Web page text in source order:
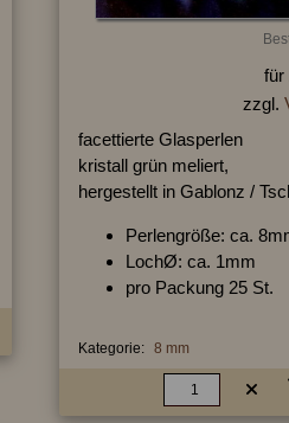
für
zzgl.
facettierte Glasperlen
kristall grün meliert,
hergestellt in Gablonz /
Perlengröße: ca.
LochØ: ca. 1mm
pro Packung 25 St.
Kategorie: 8 mm